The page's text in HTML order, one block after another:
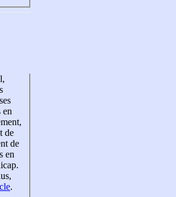
en
de
de
en
.